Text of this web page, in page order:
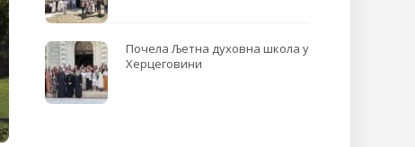
Почела Љетна духовна школа у
Херцеговини